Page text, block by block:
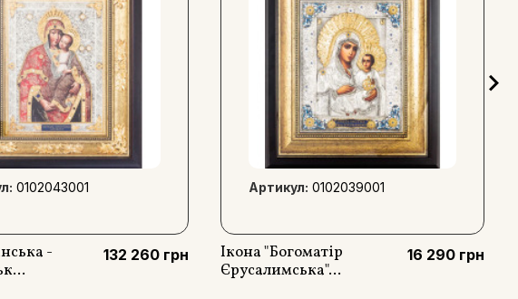
0102043001
-
132 260 грн
Артикул: 0102039001
Ікона "Богоматір
Єрусалимська"...
16 290 грн